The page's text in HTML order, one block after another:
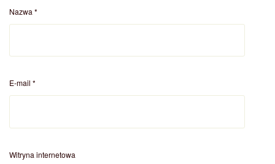
Nazwa *
E-mail *
Witryna internetowa